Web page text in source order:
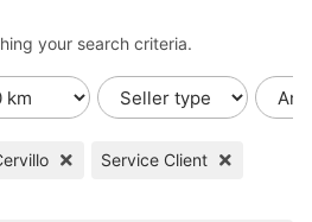
your search criteria.
Service Client